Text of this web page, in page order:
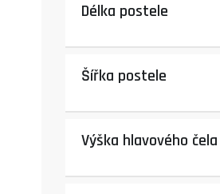
Délka postele
Šířka postele
Výška hlavového čela